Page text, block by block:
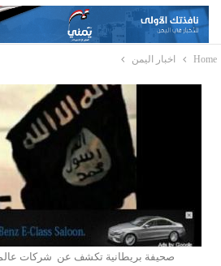
Home اخبار اليمن
صحيفة بريطانية تكشف عن شركات